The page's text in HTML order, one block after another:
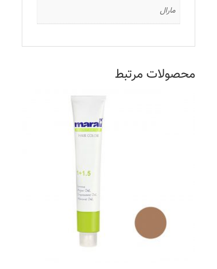
مارال
محصولات مرتبط